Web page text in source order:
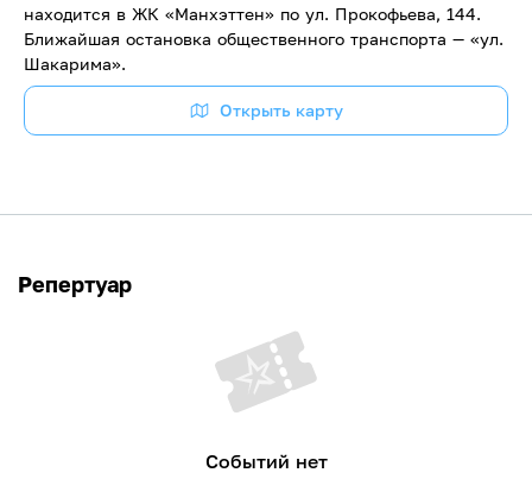
находится в ЖК «Манхэттен» по ул. Прокофьева, 144.
Ближайшая остановка общественного транспорта — «ул.
Шакарима».
Открыть карту
Репертуар
Событий нет